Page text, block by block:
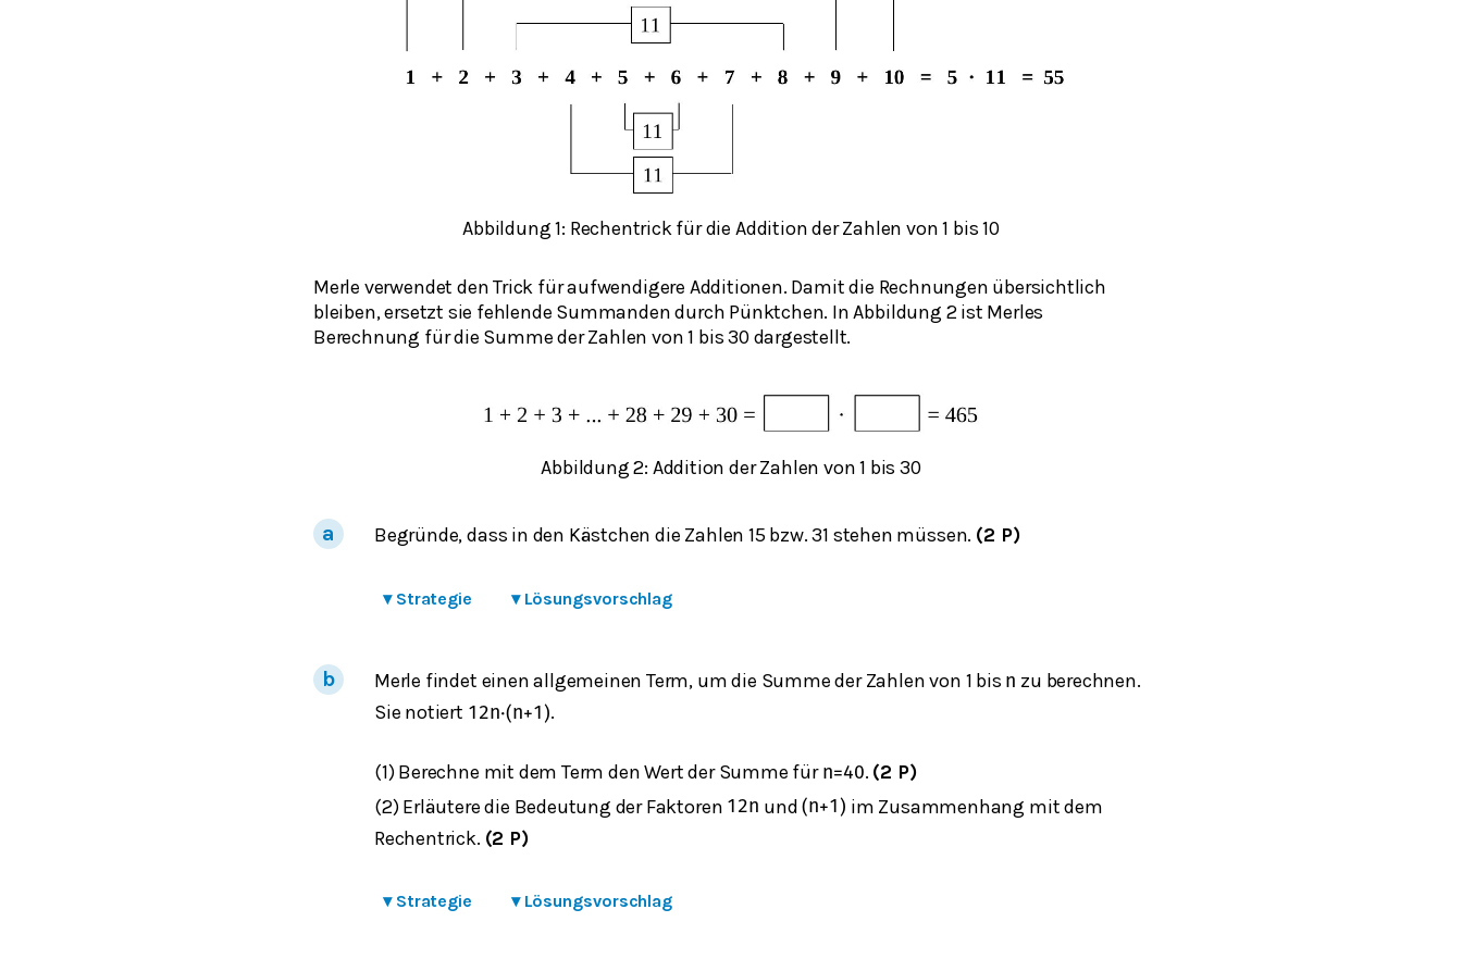
Abbildung 1: Rechentrick für die Addition der Zahlen von 1 bis 10
Merle verwendet den Trick für aufwendigere Additionen. Damit die Rechnungen übersichtlich
bleiben, ersetzt sie fehlende Summanden durch Pünktchen. In Abbildung 2 ist Merles
Berechnung für die Summe der Zahlen von 1 bis 30 dargestellt.
Abbildung 2: Addition der Zahlen von 1 bis 30
Begründe, dass in den Kästchen die Zahlen 15 bzw. 31 stehen müssen. (2 P)
▾ Strategie ▾ Lösungsvorschlag
Merle findet einen allgemeinen Term, um die Summe der Zahlen von 1 bis n zu berechnen.
Sie notiert 1 2n⋅(n+1 ).
(1) Berechne mit dem Term den Wert der Summe für n=40. (2 P)
(2) Erläutere die Bedeutung der Faktoren 1 2n und(n+1 ) im Zusammenhang mit dem
Rechentrick. (2 P)
▾ Strategie ▾ Lösungsvorschlag